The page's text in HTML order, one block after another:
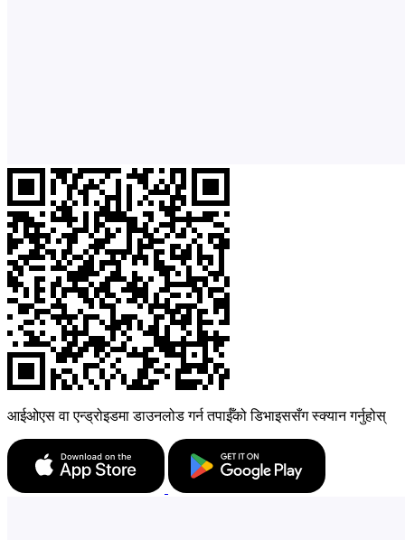
आईओएस वा एन्ड्रोइडमा डाउनलोड गर्न तपाईँको डिभाइससँग स्क्यान गर्नुहोस्